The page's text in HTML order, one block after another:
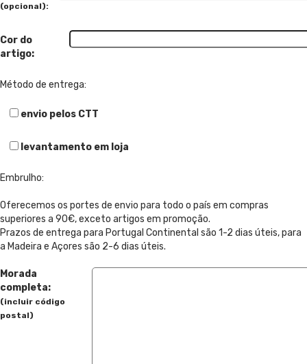
(opcional):
Cor do
artigo:
Método de entrega:
envio pelos CTT
levantamento em loja
Embrulho:
Oferecemos os portes de envio para todo o país em compras
superiores a 90€, exceto artigos em promoção.
Prazos de entrega para Portugal Continental são 1-2 dias úteis, para
a Madeira e Açores são 2-6 dias úteis.
Morada
completa:
(incluir código
postal)